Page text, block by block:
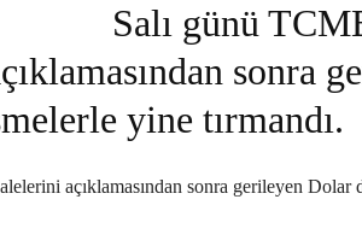
Salı günü
sonra
yine tırmandı.
açıklamasından sonra gerileyen